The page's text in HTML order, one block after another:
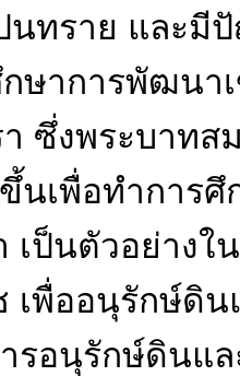
ทราย และมี
ษาการพัฒนา
ซึ่งพระบาท
นเพื่อทำการศึ
ป็นตัวอย่างใ
เพื่ออนุรักษ์ดิ
ารอนุรักษ์ดินแ